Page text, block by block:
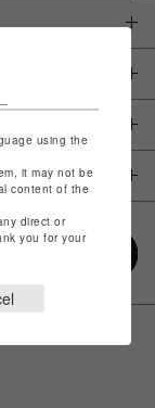
using the
it may not be
content of the
direct or
you for your